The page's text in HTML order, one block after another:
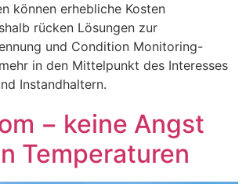
können erhebliche Kosten
rücken Lösungen zur
und Condition Monitoring-
in den Mittelpunkt des Interesses
Instandhaltern.
− keine Angst
Temperaturen